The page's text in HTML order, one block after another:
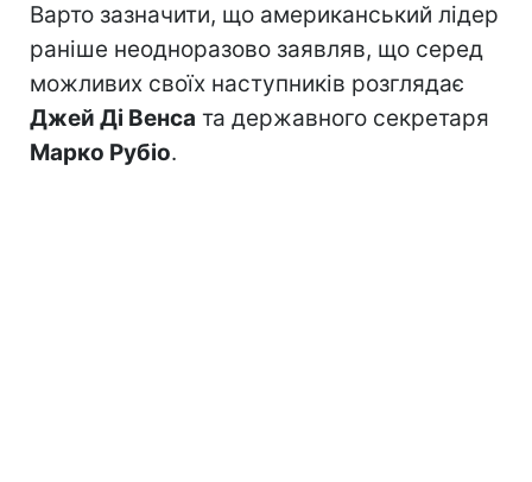
Варто зазначити, що американський лідер
раніше неодноразово заявляв, що серед
можливих своїх наступників розглядає
Джей Ді Венса та державного секретаря
Марко Рубіо.